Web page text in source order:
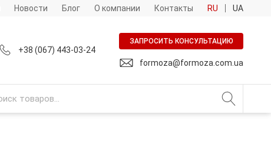
Новости Блог О компании Контакты RU UA
+38 (067) 443-03-24
ЗАПРОСИТЬ КОНСУЛЬТАЦИЮ
formoza@formoza.com.ua